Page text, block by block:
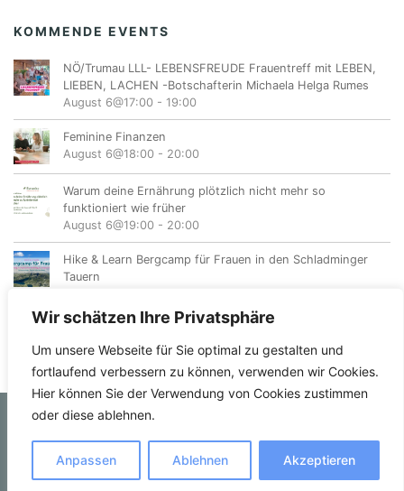
Wir schätzen Ihre Privatsphäre
Um unsere Webseite für Sie optimal zu gestalten und
fortlaufend verbessern zu können, verwenden wir Cookies.
Hier können Sie der Verwendung von Cookies zustimmen
oder diese ablehnen.
Anpassen Ablehnen Akzeptieren
KOMMENDE EVENTS
NÖ/Trumau LLL- LEBENSFREUDE Frauentreff mit LEBEN,
LIEBEN, LACHEN -Botschafterin Michaela Helga Rumes
August 6@17:00 - 19:00
Feminine Finanzen
August 6@18:00 - 20:00
Warum deine Ernährung plötzlich nicht mehr so
funktioniert wie früher
August 6@19:00 - 20:00
Hike & Learn Bergcamp für Frauen in den Schladminger
Tauern
Kontakt Datenschutzerklärung Impressum